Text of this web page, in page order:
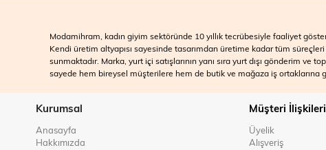
Modamihram, kadın giyim sektöründe 10 yıllık tecrübesiyle faaliyet
Kendi üretim altyapısı sayesinde tasarımdan üretime kadar tüm
sunmaktadır. Marka, yurt içi satışlarının yanı sıra yurt dışı gönderim
sayede hem bireysel müşterilere hem de butik ve mağaza iş ortaklarına
Kurumsal
Anasayfa
Hakkımızda
Müşteri İlişkileri
Üyelik
Alışveriş